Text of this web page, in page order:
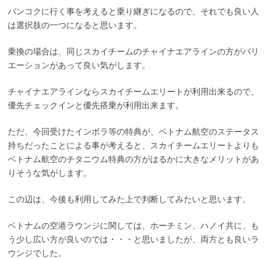
バンコクに行く事を考えると乗り継ぎになるので、それでも良い人
は選択肢の一つになると思います。
乗換の場合は、同じスカイチームのチャイナエアラインの方がバリ
エーションがあって良い気がします。
チャイナエアラインならスカイチームエリートが利用出来るので、
優先チェックインと優先搭乗が利用出来ます。
ただ、今回受けたインボラ等の特典が、ベトナム航空のステータス
持ちだったことによる事が考えると、スカイチームエリートよりも
ベトナム航空のチタニウム特典の方がはるかに大きなメリットがあ
りそうな気がします。
この辺は、今後も利用してみた上で判断してみたいと思います。
ベトナムの空港ラウンジに関しては、ホーチミン、ハノイ共に、も
う少し広い方が良いのでは・・・と思いましたが、両方とも良いラ
ウンジでした。